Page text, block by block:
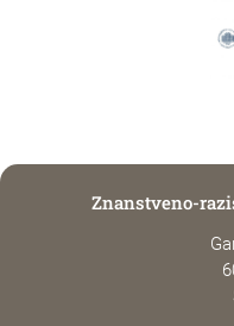
Znanstveno-